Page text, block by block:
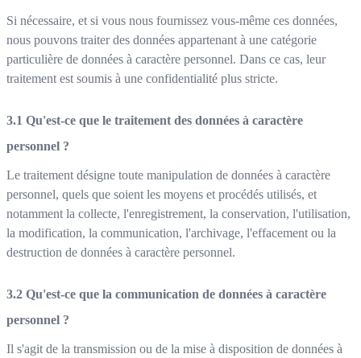
Si nécessaire, et si vous nous fournissez vous-même ces données,
nous pouvons traiter des données appartenant à une catégorie
particulière de données à caractère personnel. Dans ce cas, leur
traitement est soumis à une confidentialité plus stricte.
Qu'est-ce que le traitement des données à caractère
personnel ?
Le traitement désigne toute manipulation de données à caractère
personnel, quels que soient les moyens et procédés utilisés, et
notamment la collecte, l'enregistrement, la conservation, l'utilisation,
la modification, la communication, l'archivage, l'effacement ou la
destruction de données à caractère personnel.
Qu'est-ce que la communication de données à caractère
personnel ?
Il s'agit de la transmission ou de la mise à disposition de données à